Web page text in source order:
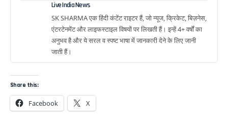
Live India News
SK SHARMA एक हिंदी कंटेंट राइटर हैं, जो न्यूज, क्रिकेट, बिज़नेस,
एंटरटेनमेंट और लाइफस्टाइल विषयों पर लिखती हैं। इन्हें 4+ वर्षों का
अनुभव है और ये सरल व स्पष्ट भाषा में जानकारी देने के लिए जानी
जाती हैं।
Share this:
Facebook X